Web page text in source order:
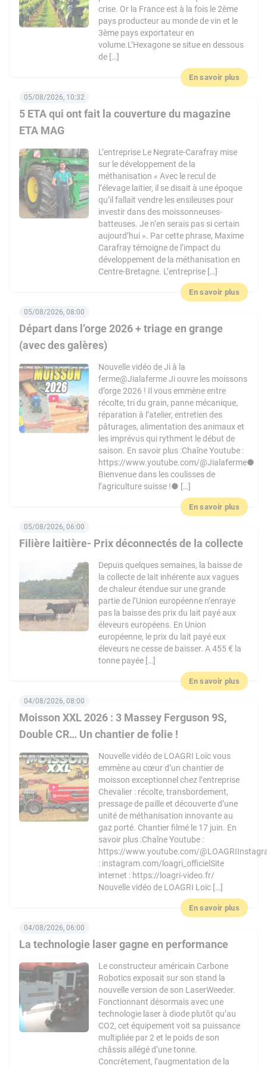
crise. Or la France est à la fois le 2ème
pays producteur au monde de vin et le
3ème pays exportateur en
volume.L’Hexagone se situe en dessous
de […]
En savoir plus
5 ETA qui ont fait la couverture du magazine
ETA MAG
05/08/2026, 10:32
L’entreprise Le Negrate-Carafray mise
sur le développement de la
méthanisation « Avec le recul de
l’élevage laitier, il se disait à une époque
qu’il fallait vendre les ensileuses pour
investir dans des moissonneuses-
batteuses. Je n’en serais pas si certain
aujourd’hui ». Par cette phrase, Maxime
Carafray témoigne de l’impact du
développement de la méthanisation en
Centre-Bretagne. L’entreprise […]
En savoir plus
Départ dans l’orge 2026 + triage en grange
(avec des galères)
05/08/2026, 08:00
Nouvelle vidéo de Ji à la
ferme@Jialaferme Ji ouvre les moissons
d’orge 2026 ! Il vous emmène entre
récolte, tri du grain, panne mécanique,
réparation à l’atelier, entretien des
pâturages, alimentation des animaux et
les imprévus qui rythment le début de
saison. En savoir plus :Chaîne Youtube :
https://www.youtube.com/@Jialaferme●
Bienvenue dans les coulisses de
l’agriculture suisse !● […]
En savoir plus
Filière laitière- Prix déconnectés de la collecte
05/08/2026, 06:00
Depuis quelques semaines, la baisse de
la collecte de lait inhérente aux vagues
de chaleur étendue sur une grande
partie de l’Union européenne n’enraye
pas la baisse des prix du lait payé aux
éleveurs européens. En Union
européenne, le prix du lait payé eux
éleveurs ne cesse de baisser. A 455 € la
tonne payée […]
En savoir plus
Moisson XXL 2026 : 3 Massey Ferguson 9S,
Double CR… Un chantier de folie !
04/08/2026, 08:00
Nouvelle vidéo de LOAGRI Loïc vous
emmène au cœur d’un chantier de
moisson exceptionnel chez l’entreprise
Chevalier : récolte, transbordement,
pressage de paille et découverte d’une
unité de méthanisation innovante au
gaz porté. Chantier filmé le 17 juin. En
savoir plus :Chaîne Youtube :
https://www.youtube.com/
: instagram.com/loagri_officielSite
internet : https://loagri-video.fr/
Nouvelle vidéo de LOAGRI Loïc […]
En savoir plus
La technologie laser gagne en performance
04/08/2026, 06:00
Le constructeur américain Carbone
Robotics exposait sur son stand la
nouvelle version de son LaserWeeder.
Fonctionnant désormais avec une
technologie laser à diode plutôt qu’au
CO2, cet équipement voit sa puissance
multipliée par 2 et le poids de son
châssis allégé d’une tonne.
Concrètement, l’augmentation de la